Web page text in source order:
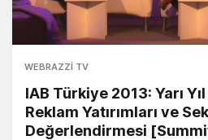
WEBRAZZI TV
IAB Türkiye 2013: Yarı
Reklam Yatırımları ve
Değerlendirmesi